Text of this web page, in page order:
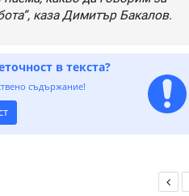
каза Димитър Бакалов.
в текста?
съдържание!